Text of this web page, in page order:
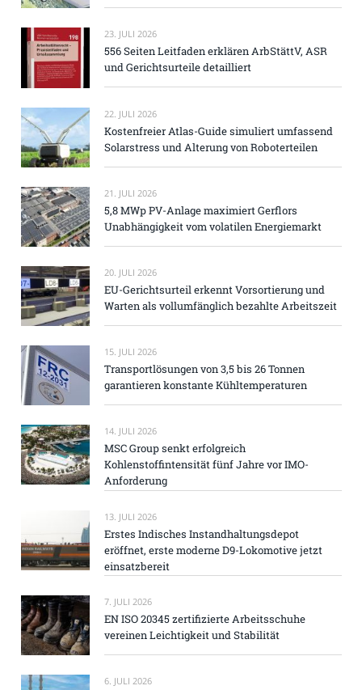
23. JULI 2026
556 Seiten Leitfaden erklären ArbStättV, ASR
und Gerichtsurteile detailliert
22. JULI 2026
Kostenfreier Atlas-Guide simuliert umfassend
Solarstress und Alterung von Roboterteilen
21. JULI 2026
5,8 MWp PV-Anlage maximiert Gerflors
Unabhängigkeit vom volatilen Energiemarkt
20. JULI 2026
EU-Gerichtsurteil erkennt Vorsortierung und
Warten als vollumfänglich bezahlte Arbeitszeit
15. JULI 2026
Transportlösungen von 3,5 bis 26 Tonnen
garantieren konstante Kühltemperaturen
14. JULI 2026
MSC Group senkt erfolgreich
Kohlenstoffintensität fünf Jahre vor IMO-
Anforderung
13. JULI 2026
Erstes Indisches Instandhaltungsdepot
eröffnet, erste moderne D9-Lokomotive jetzt
einsatzbereit
7. JULI 2026
EN ISO 20345 zertifizierte Arbeitsschuhe
vereinen Leichtigkeit und Stabilität
6. JULI 2026